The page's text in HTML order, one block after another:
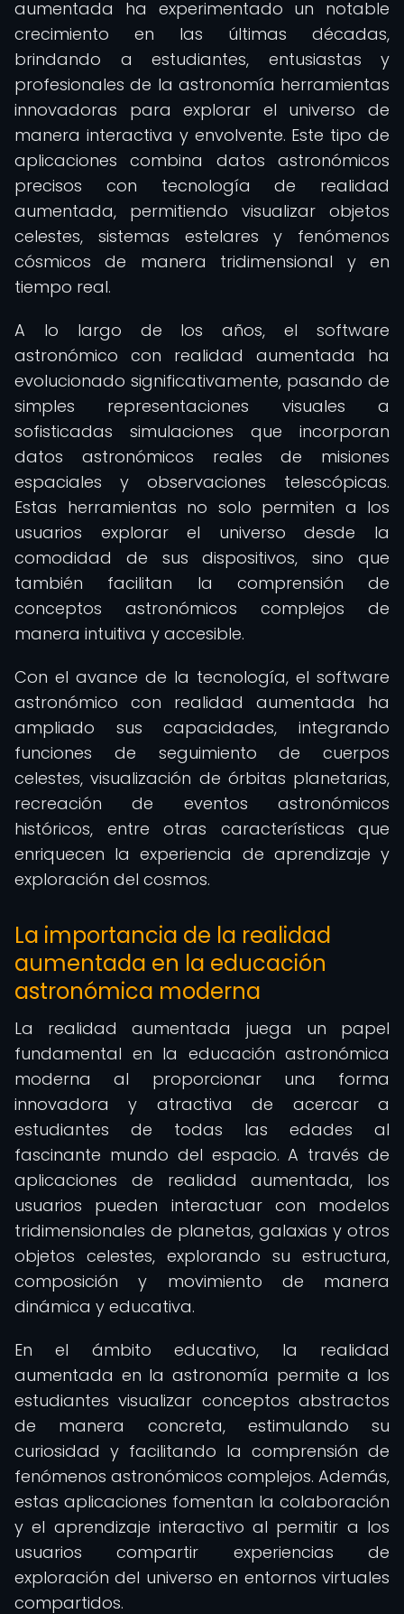
aumentada ha experimentado un notable
crecimiento en las últimas décadas,
brindando a estudiantes, entusiastas y
profesionales de la astronomía herramientas
innovadoras para explorar el universo de
manera interactiva y envolvente. Este tipo de
aplicaciones combina datos astronómicos
precisos con tecnología de realidad
aumentada, permitiendo visualizar objetos
celestes, sistemas estelares y fenómenos
cósmicos de manera tridimensional y en
tiempo real.
A lo largo de los años, el software
astronómico con realidad aumentada ha
evolucionado significativamente, pasando de
simples representaciones visuales a
sofisticadas simulaciones que incorporan
datos astronómicos reales de misiones
espaciales y observaciones telescópicas.
Estas herramientas no solo permiten a los
usuarios explorar el universo desde la
comodidad de sus dispositivos, sino que
también facilitan la comprensión de
conceptos astronómicos complejos de
manera intuitiva y accesible.
Con el avance de la tecnología, el software
astronómico con realidad aumentada ha
ampliado sus capacidades, integrando
funciones de seguimiento de cuerpos
celestes, visualización de órbitas planetarias,
recreación de eventos astronómicos
históricos, entre otras características que
enriquecen la experiencia de aprendizaje y
exploración del cosmos.
La importancia de la realidad
aumentada en la educación
astronómica moderna
La realidad aumentada juega un papel
fundamental en la educación astronómica
moderna al proporcionar una forma
innovadora y atractiva de acercar a
estudiantes de todas las edades al
fascinante mundo del espacio. A través de
aplicaciones de realidad aumentada, los
usuarios pueden interactuar con modelos
tridimensionales de planetas, galaxias y otros
objetos celestes, explorando su estructura,
composición y movimiento de manera
dinámica y educativa.
En el ámbito educativo, la realidad
aumentada en la astronomía permite a los
estudiantes visualizar conceptos abstractos
de manera concreta, estimulando su
curiosidad y facilitando la comprensión de
fenómenos astronómicos complejos. Además,
estas aplicaciones fomentan la colaboración
y el aprendizaje interactivo al permitir a los
usuarios compartir experiencias de
exploración del universo en entornos virtuales
compartidos.